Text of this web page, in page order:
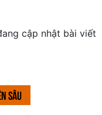
cập nhật bài viết
SÂU